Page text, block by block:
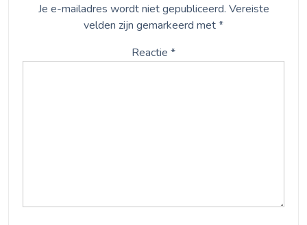
Je e-mailadres wordt niet gepubliceerd. Vereiste
velden zijn gemarkeerd met*
Reactie *